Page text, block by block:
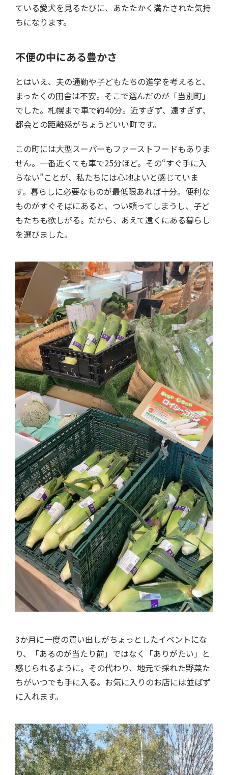
ている愛犬を見るたびに、あたたかく満たされた気持
ちになります。
不便の中にある豊かさ
とはいえ、夫の通勤や子どもたちの進学を考えると、
まったくの田舎は不安。そこで選んだのが「当別町」
でした。札幌まで車で約40分。近すぎず、遠すぎず、
都会との距離感がちょうどいい町です。
この町には大型スーパーもファーストフードもありま
せん。一番近くても車で25分ほど。その“すぐ手に入
らない”ことが、私たちには心地よいと感じていま
す。暮らしに必要なものが最低限あれば十分。便利な
ものがすぐそばにあると、つい頼ってしまうし、子ど
もたちも欲しがる。だから、あえて遠くにある暮らし
を選びました。
3か月に一度の買い出しがちょっとしたイベントにな
り、「あるのが当たり前」ではなく「ありがたい」と
感じられるように。その代わり、地元で採れた野菜た
ちがいつでも手に入る。お気に入りのお店には並ばず
に入れます。